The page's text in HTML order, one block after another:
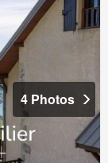
4 Photos